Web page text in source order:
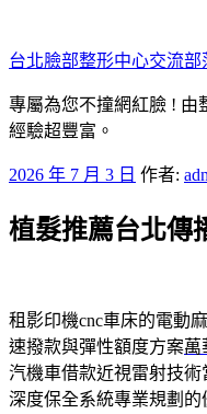
至
主
要
內
台北臉部整形中心交流部
專屬為您不撞網紅臉 ! 由
經驗超豐富。
發
於
2026 年 7 月 3 日 作者:
植髮推薦台北傳
租影印機cnc車床的電動
速撥款與彈性額度方案萬
汽機車借款近視雷射技
深度保全系統專業規劃